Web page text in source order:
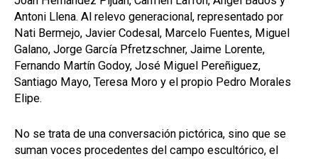
Antoni Llena. Al relevo generacional, representado por
Nati Bermejo, Javier Codesal, Marcelo Fuentes, Miguel
Galano, Jorge García Pfretzschner, Jaime Lorente,
Fernando Martín Godoy, José Miguel Pereñiguez,
Santiago Mayo, Teresa Moro y el propio Pedro Morales
Elipe.
No se trata de una conversación pictórica, sino que se
suman voces procedentes del campo escultórico, el